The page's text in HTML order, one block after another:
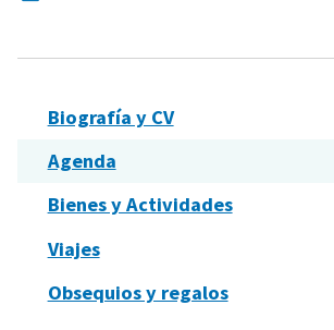
Biografía y CV
Agenda
Bienes y Actividades
Viajes
Obsequios y regalos